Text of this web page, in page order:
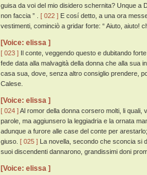
guisa da voi del mio disidero schernita? Unque a
non faccia ” . [ 022 ] E cosí detto, a una ora
vestimenti, cominciò a gridar forte: “ Aiuto, aiuto!
[Voice: elissa ]
[ 023 ] Il conte, veggendo questo e dubitando
fede data alla malvagità della donna che alla sua
casa sua, dove, senza altro consiglio prendere,
Calese.
[Voice: elissa ]
[ 024 ]Al romor della donna corsero molti, li quali,
parole, ma aggiunsero la leggiadria e la ornata
adunque a furore alle case del conte per
giuso. [ 025 ] La novella, secondo che sconcia si
suoi discendenti dannarono, grandissimi doni
[Voice: elissa ]